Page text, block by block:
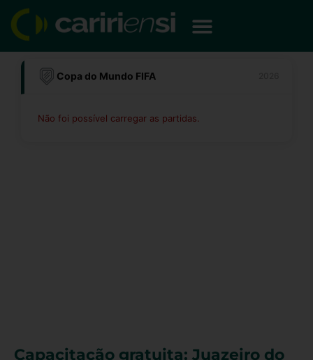
para
conteúdo
Copa do Mundo FIFA
Não foi possível carregar as partidas.
Capacitação gratuita: Juazeiro do